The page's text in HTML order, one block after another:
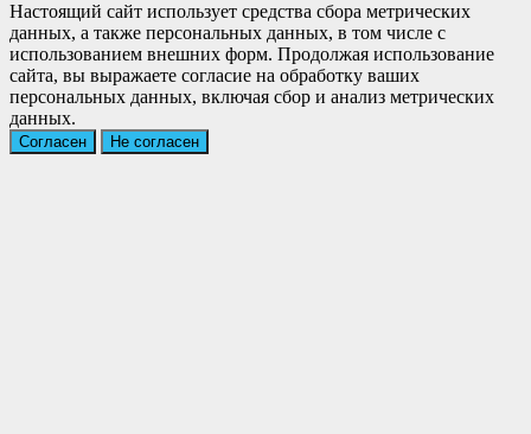
Настоящий сайт использует средства сбора метрических
данных, а также персональных данных, в том числе с
использованием внешних форм. Продолжая использование
сайта, вы выражаете согласие на обработку ваших
персональных данных, включая сбор и анализ метрических
данных.
Согласен Не согласен